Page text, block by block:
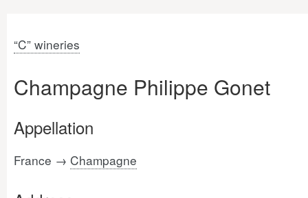
“C” wineries
Champagne Philippe Gonet
Appellation
France → Champagne